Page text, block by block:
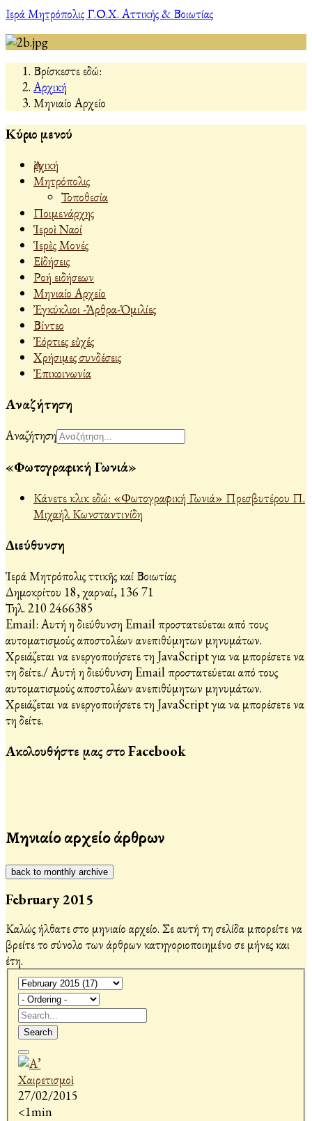
Ιερά Μητρόπολις Γ.Ο.Χ. Αττικής & Βοιωτίας
Βρίσκεστε εδώ:
Αρχική
Μηνιαίο Αρχείο
Κύριο μενού
Ἀρχική
Μητρόπολις
Τοποθεσία
Ποιμενάρχης
Ἱεροὶ Ναοί
Ἱερὲς Μονές
Εἰδήσεις
Ροή ειδήσεων
Μηνιαίο Αρχείο
Ἐγκύκλιοι -Ἄρθρα-Ὁμιλίες
Βίντεο
Ἐόρτιες εὐχές
Χρήσιμες συνδέσεις
Ἐπικοινωνία
Αναζήτηση
Αναζήτηση
«Φωτογραφική Γωνιά»
Κάνετε κλικ εδώ: «Φωτογραφική Γωνιά» Πρεσβυτέρου Π.
Μιχαήλ Κωνσταντινίδη
Διεύθυνση
Ἱερά Μητρόπολις Ἀττικῆς καί Βοιωτίας
Δημοκρίτου 18, Ἀχαρναί, 136 71
Τηλ. 210 2466385
Email: Αυτή η διεύθυνση Email προστατεύεται από τους
αυτοματισμούς αποστολέων ανεπιθύμητων μηνυμάτων.
Χρειάζεται να ενεργοποιήσετε τη JavaScript για να μπορέσετε να
τη δείτε./Αυτή η διεύθυνση Email προστατεύεται από τους
αυτοματισμούς αποστολέων ανεπιθύμητων μηνυμάτων.
Χρειάζεται να ενεργοποιήσετε τη JavaScript για να μπορέσετε να
τη δείτε.
Ακολουθήστε μας στο Facebook
Μηνιαίο αρχείο άρθρων
back to monthly archive
February 2015
Καλώς ήλθατε στο μηνιαίο αρχείο. Σε αυτή τη σελίδα μπορείτε να
βρείτε το σύνολο των άρθρων κατηγοριοποιημένο σε μήνες και
έτη.
Search
27/02/2015
<1min